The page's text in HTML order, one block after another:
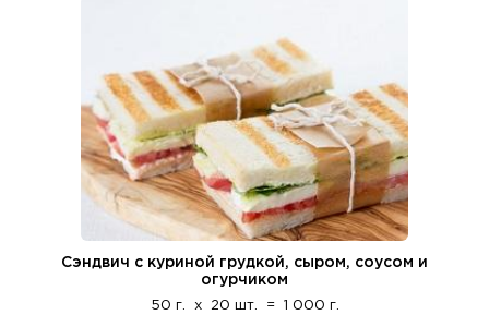
Сэндвич с куриной грудкой, сыром, соусом и
огурчиком
50 г. x 20 шт. = 1 000 г.